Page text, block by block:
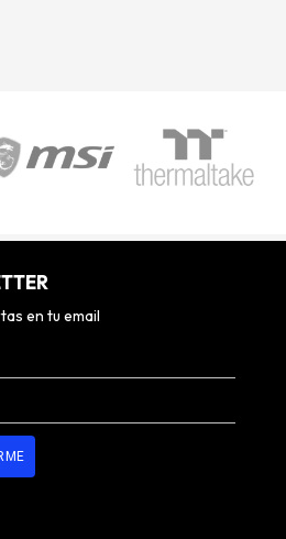
en tu email